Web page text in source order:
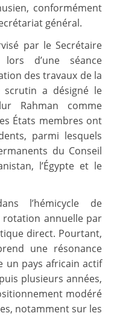
conformément
général.
par le Secrétaire
d’une séance
des travaux de la
scrutin a désigné le
Rahman comme
États membres ont
parmi lesquels
du Conseil
l’Égypte et le
l’hémicycle de
rotation annuelle par
direct. Pourtant,
une résonance
un pays africain actif
plusieurs années,
modéré
notamment sur les